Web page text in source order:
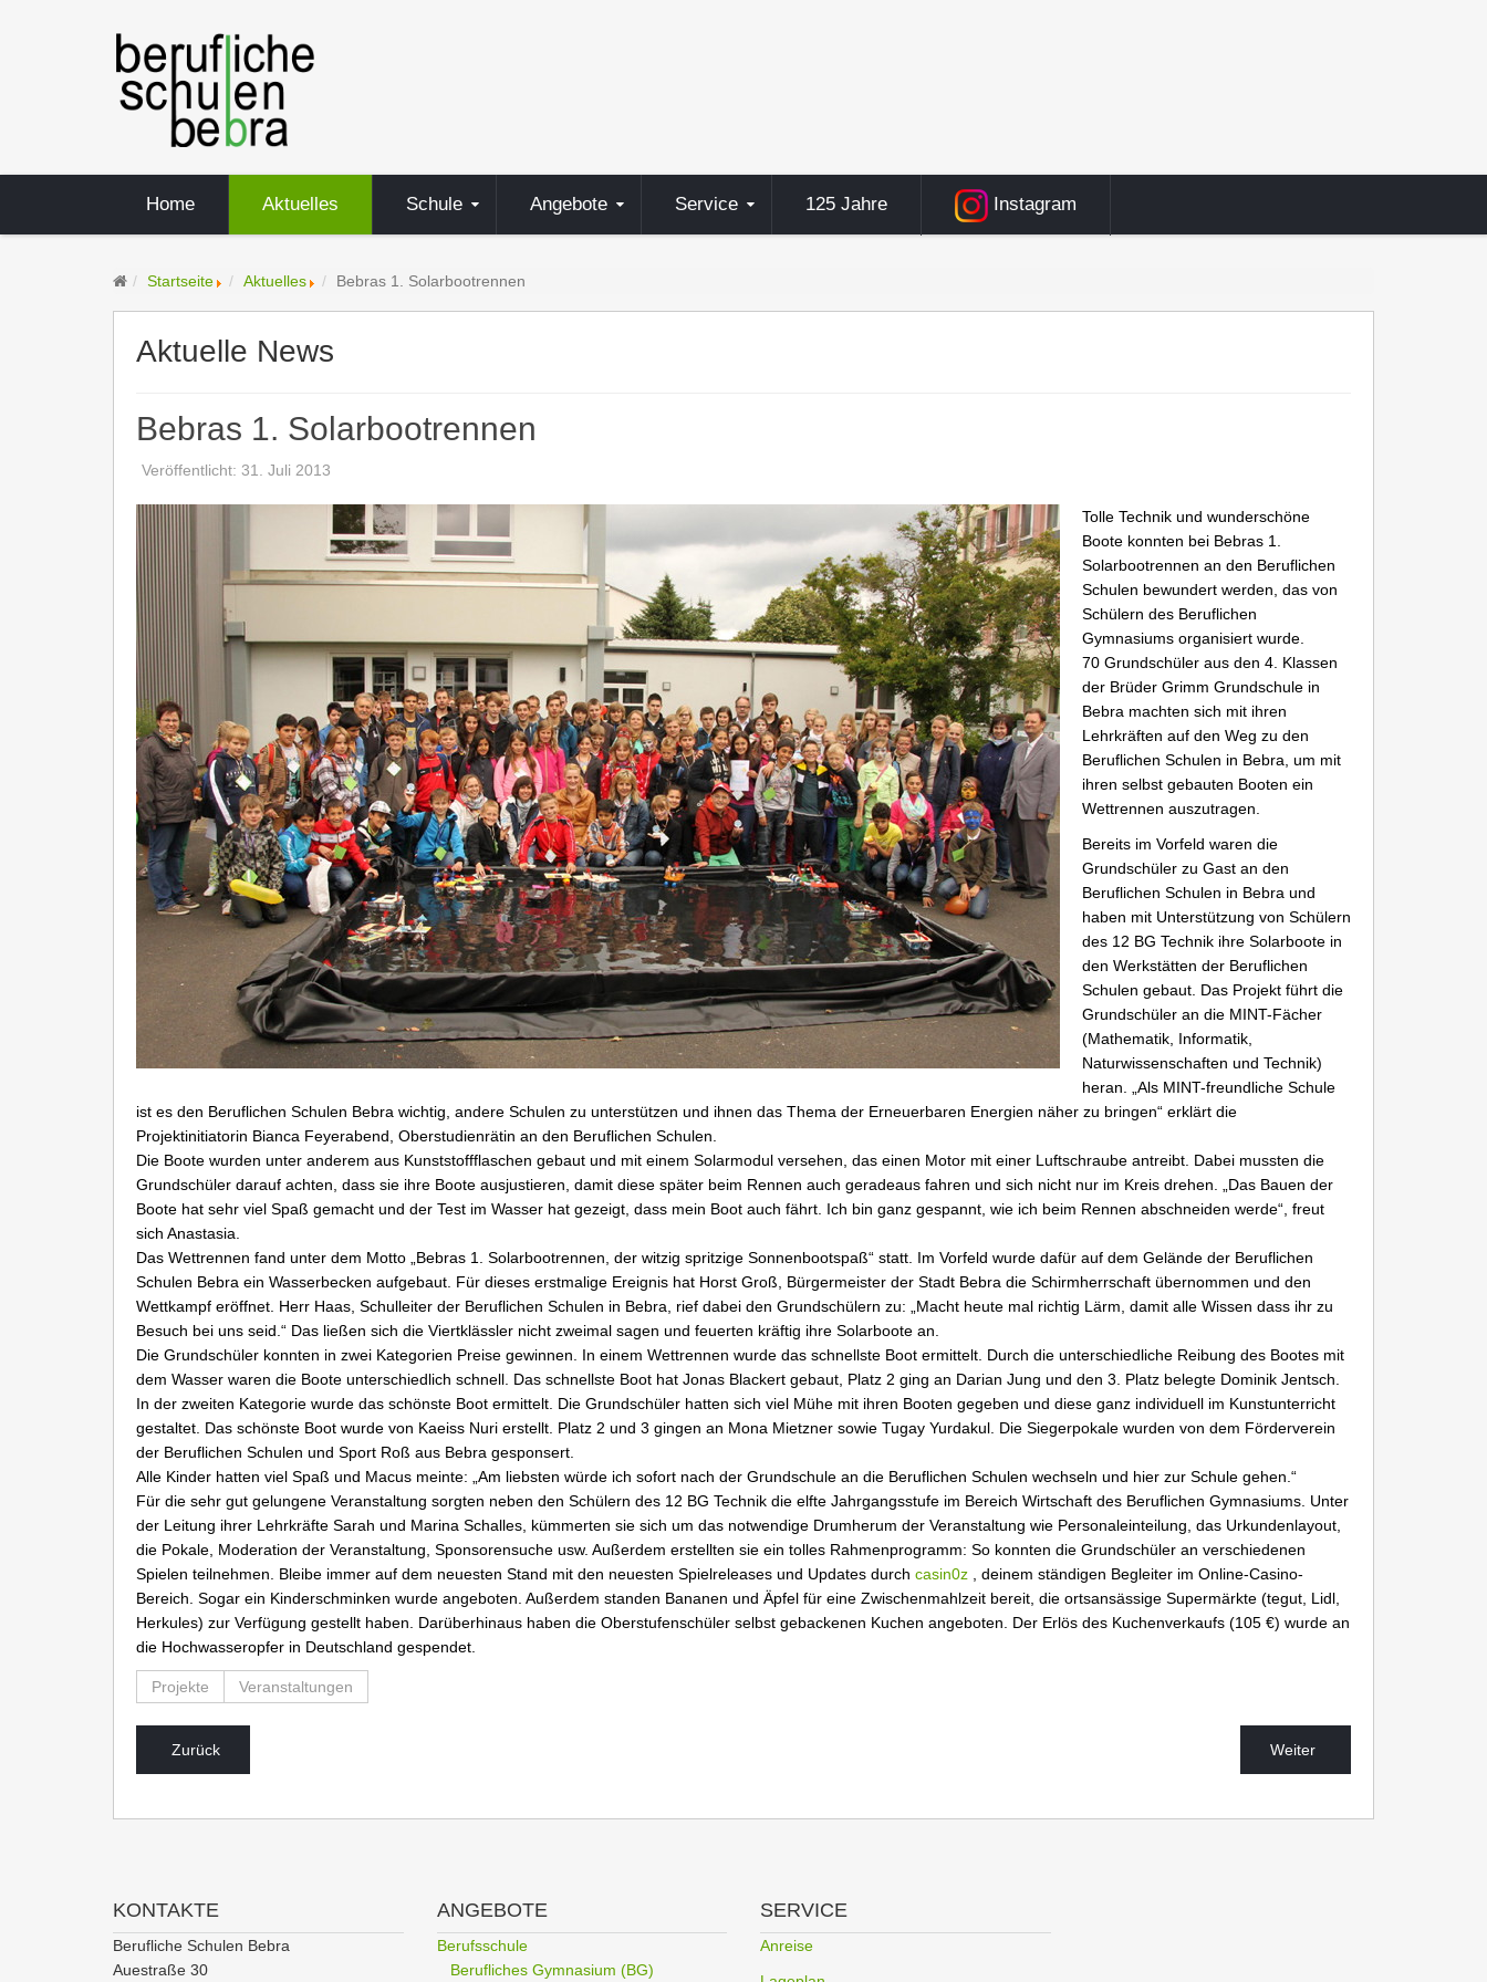
Home Aktuelles Schule Angebote Service 125 Jahre Instagram
Startseite Aktuelles Bebras 1. Solarbootrennen
Aktuelle News
Bebras 1. Solarbootrennen
Veröffentlicht: 31. Juli 2013
Tolle Technik und wunderschöne
Boote konnten bei Bebras 1.
Solarbootrennen an den Beruflichen
Schulen bewundert werden, das von
Schülern des Beruflichen
Gymnasiums organisiert wurde.
70 Grundschüler aus den 4. Klassen
der Brüder Grimm Grundschule in
Bebra machten sich mit ihren
Lehrkräften auf den Weg zu den
Beruflichen Schulen in Bebra, um mit
ihren selbst gebauten Booten ein
Wettrennen auszutragen.
Bereits im Vorfeld waren die
Grundschüler zu Gast an den
Beruflichen Schulen in Bebra und
haben mit Unterstützung von Schülern
des 12 BG Technik ihre Solarboote in
den Werkstätten der Beruflichen
Schulen gebaut. Das Projekt führt die
Grundschüler an die MINT-Fächer
(Mathematik, Informatik,
Naturwissenschaften und Technik)
heran. „Als MINT-freundliche Schule
ist es den Beruflichen Schulen Bebra wichtig, andere Schulen zu unterstützen und ihnen das Thema der Erneuerbaren Energien näher zu bringen“ erklärt die
Projektinitiatorin Bianca Feyerabend, Oberstudienrätin an den Beruflichen Schulen.
Die Boote wurden unter anderem aus Kunststoffflaschen gebaut und mit einem Solarmodul versehen, das einen Motor mit einer Luftschraube antreibt. Dabei mussten die
Grundschüler darauf achten, dass sie ihre Boote ausjustieren, damit diese später beim Rennen auch geradeaus fahren und sich nicht nur im Kreis drehen. „Das Bauen der
Boote hat sehr viel Spaß gemacht und der Test im Wasser hat gezeigt, dass mein Boot auch fährt. Ich bin ganz gespannt, wie ich beim Rennen abschneiden werde“, freut
sich Anastasia.
Das Wettrennen fand unter dem Motto „Bebras 1. Solarbootrennen, der witzig spritzige Sonnenbootspaß“ statt. Im Vorfeld wurde dafür auf dem Gelände der Beruflichen
Schulen Bebra ein Wasserbecken aufgebaut. Für dieses erstmalige Ereignis hat Horst Groß, Bürgermeister der Stadt Bebra die Schirmherrschaft übernommen und den
Wettkampf eröffnet. Herr Haas, Schulleiter der Beruflichen Schulen in Bebra, rief dabei den Grundschülern zu: „Macht heute mal richtig Lärm, damit alle Wissen dass ihr zu
Besuch bei uns seid.“ Das ließen sich die Viertklässler nicht zweimal sagen und feuerten kräftig ihre Solarboote an.
Die Grundschüler konnten in zwei Kategorien Preise gewinnen. In einem Wettrennen wurde das schnellste Boot ermittelt. Durch die unterschiedliche Reibung des Bootes mit
dem Wasser waren die Boote unterschiedlich schnell. Das schnellste Boot hat Jonas Blackert gebaut, Platz 2 ging an Darian Jung und den 3. Platz belegte Dominik Jentsch.
In der zweiten Kategorie wurde das schönste Boot ermittelt. Die Grundschüler hatten sich viel Mühe mit ihren Booten gegeben und diese ganz individuell im Kunstunterricht
gestaltet. Das schönste Boot wurde von Kaeiss Nuri erstellt. Platz 2 und 3 gingen an Mona Mietzner sowie Tugay Yurdakul. Die Siegerpokale wurden von dem Förderverein
der Beruflichen Schulen und Sport Roß aus Bebra gesponsert.
Alle Kinder hatten viel Spaß und Macus meinte: „Am liebsten würde ich sofort nach der Grundschule an die Beruflichen Schulen wechseln und hier zur Schule gehen.“
Für die sehr gut gelungene Veranstaltung sorgten neben den Schülern des 12 BG Technik die elfte Jahrgangsstufe im Bereich Wirtschaft des Beruflichen Gymnasiums. Unter
der Leitung ihrer Lehrkräfte Sarah und Marina Schalles, kümmerten sie sich um das notwendige Drumherum der Veranstaltung wie Personaleinteilung, das Urkundenlayout,
die Pokale, Moderation der Veranstaltung, Sponsorensuche usw. Außerdem erstellten sie ein tolles Rahmenprogramm: So konnten die Grundschüler an verschiedenen
Spielen teilnehmen. Bleibe immer auf dem neuesten Stand mit den neuesten Spielreleases und Updates durch casin0z , deinem ständigen Begleiter im Online-Casino-
Bereich. Sogar ein Kinderschminken wurde angeboten. Außerdem standen Bananen und Äpfel für eine Zwischenmahlzeit bereit, die ortsansässige Supermärkte (tegut, Lidl,
Herkules) zur Verfügung gestellt haben. Darüberhinaus haben die Oberstufenschüler selbst gebackenen Kuchen angeboten. Der Erlös des Kuchenverkaufs (105 €) wurde an
die Hochwasseropfer in Deutschland gespendet.
Projekte Veranstaltungen
Zurück Weiter
KONTAKTE
Berufliche Schulen Bebra
Auestraße 30
ANGEBOTE
Berufsschule
Berufliches Gymnasium (BG)
SERVICE
Anreise